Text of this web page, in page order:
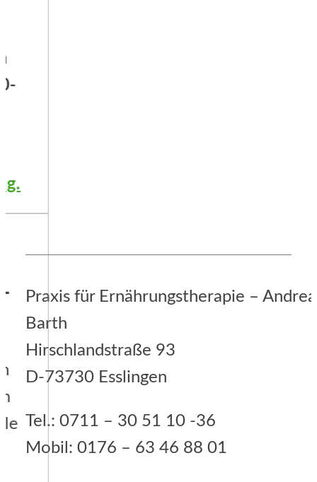
Praxis für Ernährungstherapie – Andrea
Barth
Hirschlandstraße 93
D-73730 Esslingen
Tel.: 0711 – 30 51 10 -36
Mobil: 0176 – 63 46 88 01